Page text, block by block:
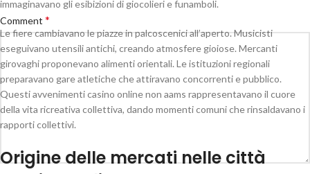
immaginavano gli esibizioni di giocolieri e funamboli.
Le fiere cambiavano le piazze in palcoscenici all’aperto. Musicisti
eseguivano utensili antichi, creando atmosfere gioiose. Mercanti
girovaghi proponevano alimenti orientali. Le istituzioni regionali
preparavano gare atletiche che attiravano concorrenti e pubblico.
Questi avvenimenti casino online non aams rappresentavano il cuore
della vita ricreativa collettiva, dando momenti comuni che rinsaldavano i
rapporti collettivi.
Origine delle mercati nelle città
Comment *